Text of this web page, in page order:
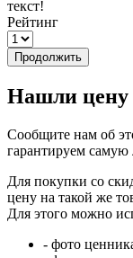
текст!
Рейтинг
Продолжить
Нашли цену
Сообщите нам об
гарантируем
Для покупки со
цену на такой же
Для этого можно
- фото